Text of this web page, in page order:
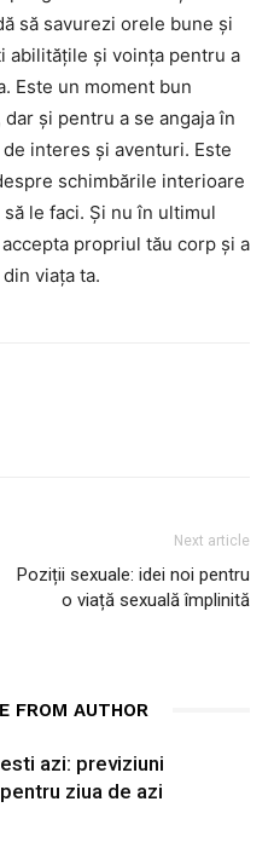
să savurezi orele bune și
și voința pentru a
Este un moment bun
și pentru a se angaja în
interes și aventuri. Este
schimbările interioare
le faci. Și nu în ultimul
propriul tău corp și a
viața ta.
Next article
Poziții sexuale: idei noi pentru
o viață sexuală împlinită
FROM AUTHOR
azi: previziuni
ziua de azi